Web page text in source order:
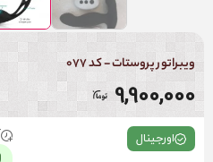
ویبراتور پروستات - کد 077
9,900,000
اورجینال